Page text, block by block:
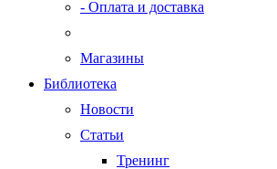
- Оплата и доставка
Магазины
Библиотека
Новости
Статьи
Тренинг